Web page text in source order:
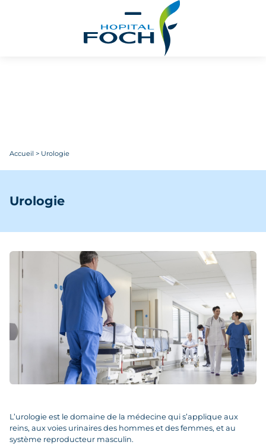
Accueil > Urologie
Urologie
L’urologie est le domaine de la médecine qui s’applique aux
reins, aux voies urinaires des hommes et des femmes, et au
système reproducteur masculin.